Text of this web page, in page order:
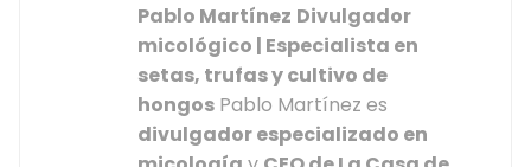
Pablo Martínez Divulgador
micológico | Especialista en
setas, trufas y cultivo de
hongos Pablo Martínez es
divulgador especializado en